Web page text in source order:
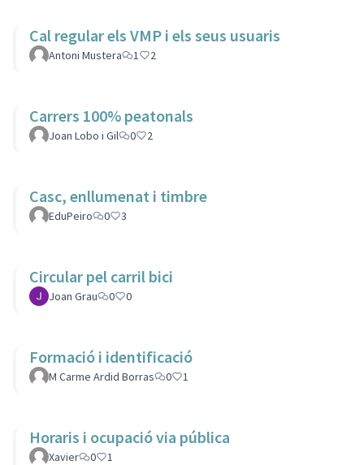
Cal regular els VMP i els seus usuaris
Antoni Mustera 1 2
Carrers 100% peatonals
Joan Lobo i Gil 0 2
Casc, enllumenat i timbre
EduPeiro 0 3
Circular pel carril bici
Joan Grau 0 0
Formació i identificació
M Carme Ardid Borras 0 1
Horaris i ocupació via pública
Xavier 0 1